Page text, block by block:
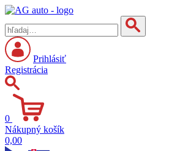
Prihlásiť
Registrácia
0
Nákupný košík
0,00